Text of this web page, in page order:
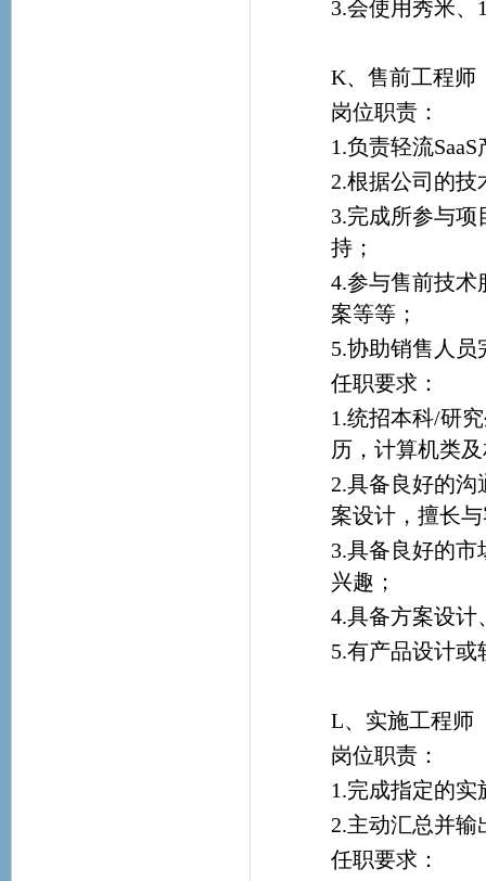
3.会使用秀米、
K、售前工程师
岗位职责：
1.负责轻流
2.根据公司的
3.完成所参与
持；
4.参与售前技
案等等；
5.协助销售人
任职要求：
1.统招本科/研
历，计算机类
2.具备良好的
案设计，擅长
3.具备良好的
兴趣；
4.具备方案设
5.有产品设计
L、实施工程师
岗位职责：
1.完成指定的实
2.主动汇总并
任职要求：